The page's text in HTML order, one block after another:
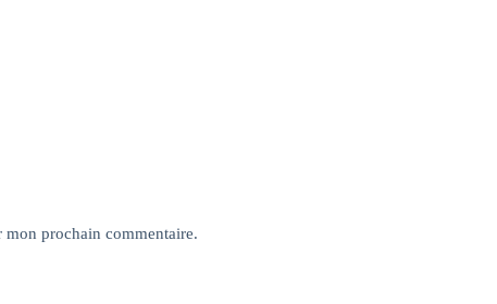
prochain commentaire.